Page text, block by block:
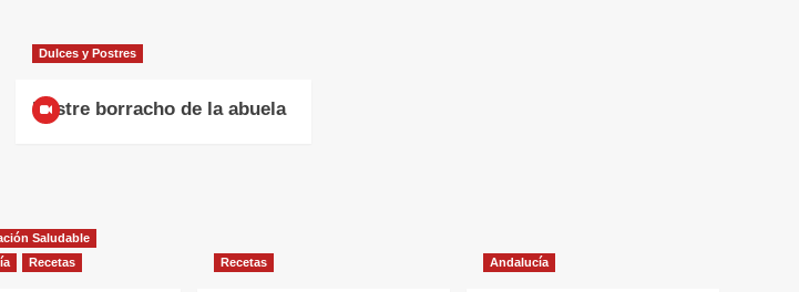
Dulces y Postres
Postre borracho de la abuela
Saludable
Recetas Recetas Andalucía